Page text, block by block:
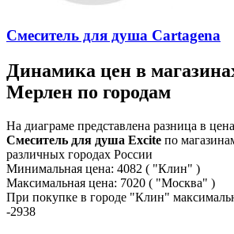
Смеситель для душа Cartagena
Динамика цен в
Мерлен по городам
На диаграме представлена разница в
Смеситель для душа Excite по
различных городах России
Минимальная цена: 4082 ( "Клин" )
Максимальная цена: 7020 ( "Москва" )
При покупке в городе "Клин"
-2938